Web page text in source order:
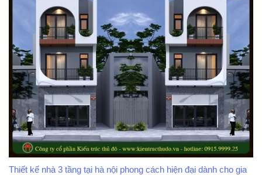
Thiết kế nhà 3 tầng tại hà nội phong cách hiện đại dành cho gia